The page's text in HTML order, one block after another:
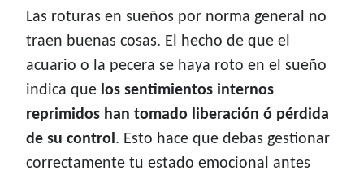
Las roturas en sueños por norma general no
traen buenas cosas. El hecho de que el
acuario o la pecera se haya roto en el sueño
indica que los sentimientos internos
reprimidos han tomado liberación ó pérdida
de su control. Esto hace que debas gestionar
correctamente tu estado emocional antes